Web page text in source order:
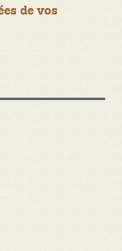
de vos